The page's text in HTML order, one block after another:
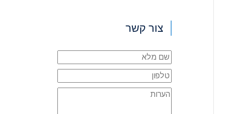
צור קשר